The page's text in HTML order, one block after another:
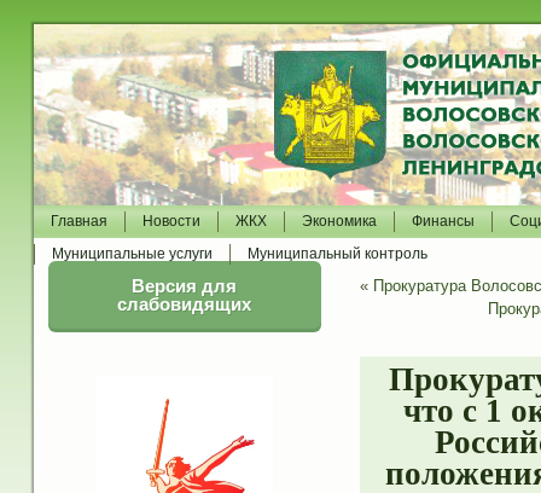
Главная Новости ЖКХ Экономика Финансы
Муниципальные услуги
Муниципальный контроль
Версия для
слабовидящих
« Прокуратура
что с 1